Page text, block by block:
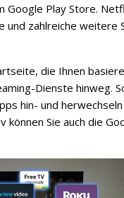
Google Play Store.
und zahlreiche
die Ihnen
Dienste hinweg.
hin- und
Sie auch die